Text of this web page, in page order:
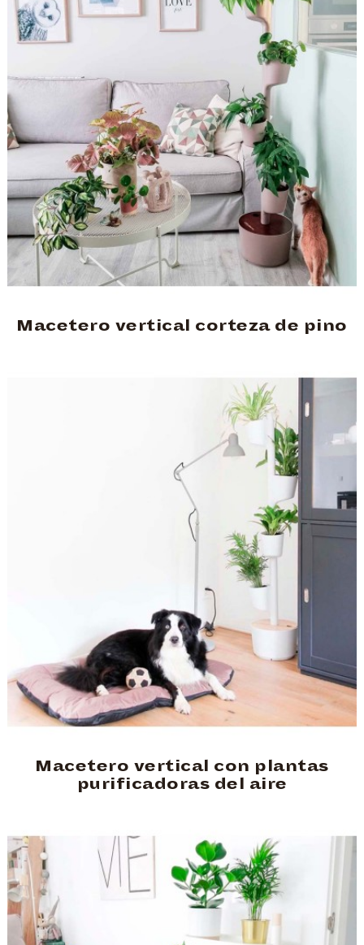
Macetero vertical corteza de pino
Macetero vertical con plantas
purificadoras del aire